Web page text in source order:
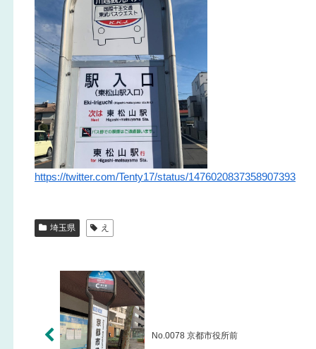
https://twitter.com/Tenty17/status/1476020837358907393
埼玉県 え
No.0078 京都市役所前